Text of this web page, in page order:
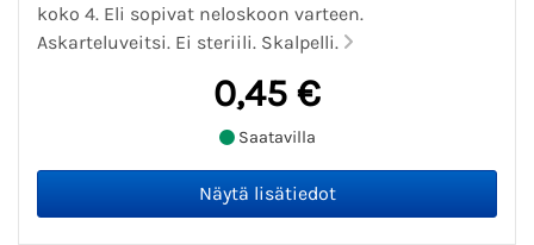
koko 4. Eli sopivat neloskoon varteen.
Askarteluveitsi. Ei steriili. Skalpelli.
0,45 €
Saatavilla